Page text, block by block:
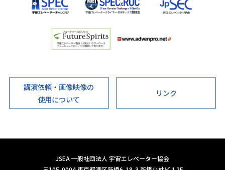
講演依頼・画像映像の
使用について
リンク
JSEA 一般社団法人 宇宙エレベーター協会